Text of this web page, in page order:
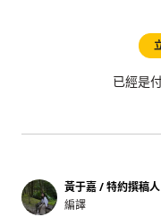
已經是
黃于嘉 / 特約撰稿人
編譯